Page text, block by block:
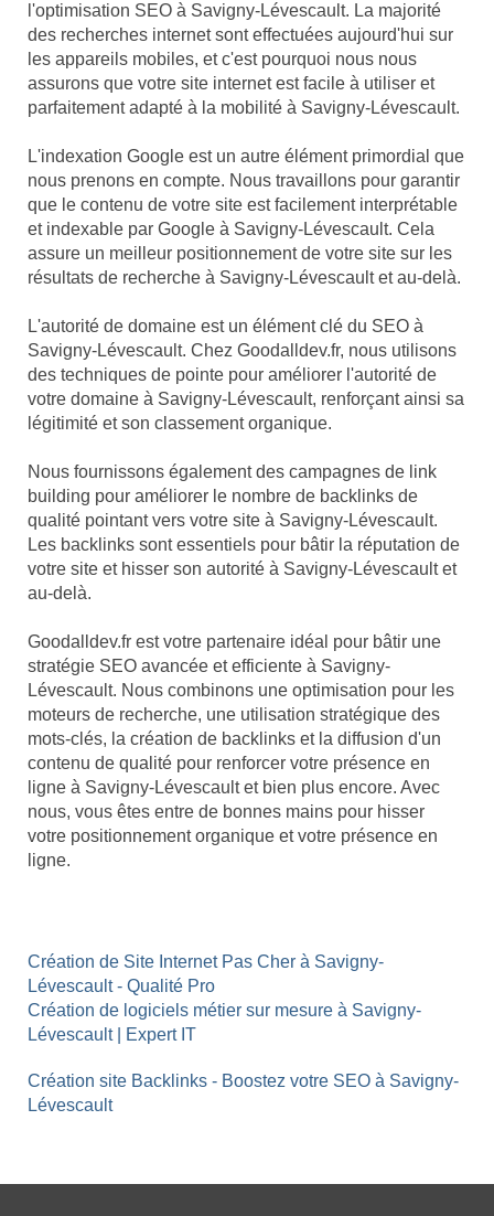
l'optimisation SEO à Savigny-Lévescault. La majorité
des recherches internet sont effectuées aujourd'hui sur
les appareils mobiles, et c'est pourquoi nous nous
assurons que votre site internet est facile à utiliser et
parfaitement adapté à la mobilité à Savigny-Lévescault.
L'indexation Google est un autre élément primordial que
nous prenons en compte. Nous travaillons pour garantir
que le contenu de votre site est facilement interprétable
et indexable par Google à Savigny-Lévescault. Cela
assure un meilleur positionnement de votre site sur les
résultats de recherche à Savigny-Lévescault et au-delà.
L'autorité de domaine est un élément clé du SEO à
Savigny-Lévescault. Chez Goodalldev.fr, nous utilisons
des techniques de pointe pour améliorer l'autorité de
votre domaine à Savigny-Lévescault, renforçant ainsi sa
légitimité et son classement organique.
Nous fournissons également des campagnes de link
building pour améliorer le nombre de backlinks de
qualité pointant vers votre site à Savigny-Lévescault.
Les backlinks sont essentiels pour bâtir la réputation de
votre site et hisser son autorité à Savigny-Lévescault et
au-delà.
Goodalldev.fr est votre partenaire idéal pour bâtir une
stratégie SEO avancée et efficiente à Savigny-
Lévescault. Nous combinons une optimisation pour les
moteurs de recherche, une utilisation stratégique des
mots-clés, la création de backlinks et la diffusion d'un
contenu de qualité pour renforcer votre présence en
ligne à Savigny-Lévescault et bien plus encore. Avec
nous, vous êtes entre de bonnes mains pour hisser
votre positionnement organique et votre présence en
ligne.
Création de Site Internet Pas Cher à Savigny-
Lévescault - Qualité Pro
Création de logiciels métier sur mesure à Savigny-
Lévescault | Expert IT
Création site Backlinks - Boostez votre SEO à Savigny-
Lévescault